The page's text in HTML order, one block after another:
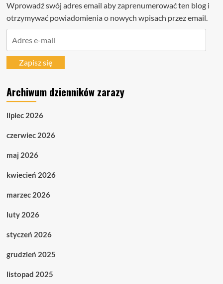
Wprowadź swój adres email aby zaprenumerować ten blog i
otrzymywać powiadomienia o nowych wpisach przez email.
mailZapisz się
Archiwum dzienników zarazy
lipiec 2026
czerwiec 2026
maj 2026
kwiecień 2026
marzec 2026
luty 2026
styczeń 2026
grudzień 2025
listopad 2025